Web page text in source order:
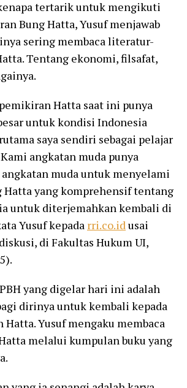
tertarik untuk mengikuti
Bung Hatta, Yusuf menjawab
sering membaca literatur-
Tentang ekonomi, filsafat,
Hatta saat ini punya
untuk kondisi Indonesia
saya sendiri sebagai pelajar
angkatan muda punya
muda untuk menyelami
Hatta yang komprehensif tentang
untuk diterjemahkan kembali di
Yusuf kepada rri.co.idusai
di Fakultas Hukum UI,
yang digelar hari ini adalah
dirinya untuk kembali kepada
Yusuf mengaku membaca
melalui kumpulan buku yang